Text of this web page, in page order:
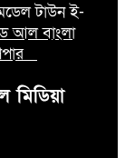
টাউন ই-
আল বাংলা
মিডিয়া